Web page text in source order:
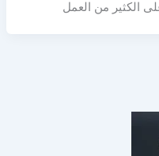
الكثير من العمل